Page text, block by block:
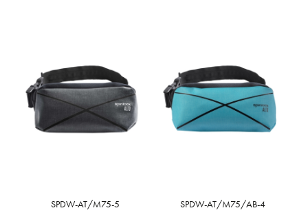
SPDW-AT/M75-5 SPDW-AT/M75/AB-4